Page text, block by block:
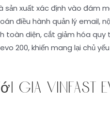
sản xuất xác định vào đám
điều hành quản lý email,
toàn diện, cắt giảm hóa quy
200, khiến mang lại chủ
giá vinfast